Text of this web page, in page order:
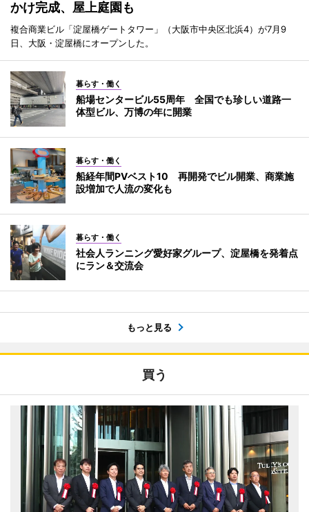
かけ完成、屋上庭園も
複合商業ビル「淀屋橋ゲートタワー」（大阪市中央区北浜4）が7月9
日、大阪・淀屋橋にオープンした。
暮らす・働く
船場センタービル55周年 全国でも珍しい道路一
体型ビル、万博の年に開業
暮らす・働く
船経年間PVベスト10 再開発でビル開業、商業施
設増加で人流の変化も
暮らす・働く
社会人ランニング愛好家グループ、淀屋橋を発着点
にラン＆交流会
もっと見る
買う